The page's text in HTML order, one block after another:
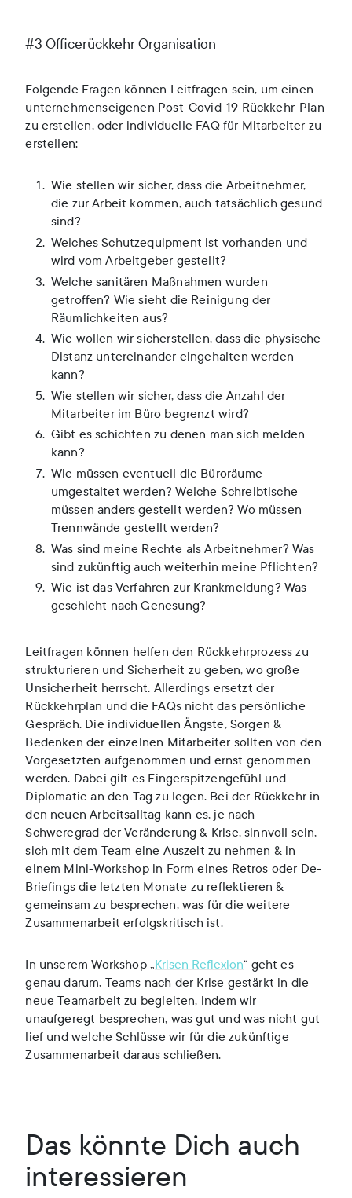
#3 Officerückkehr Organisation
Folgende Fragen können Leitfragen sein, um einen
unternehmenseigenen Post-Covid-19 Rückkehr-Plan
zu erstellen, oder individuelle FAQ für Mitarbeiter zu
erstellen:
Wie stellen wir sicher, dass die Arbeitnehmer,
die zur Arbeit kommen, auch tatsächlich gesund
sind?
Welches Schutzequipment ist vorhanden und
wird vom Arbeitgeber gestellt?
Welche sanitären Maßnahmen wurden
getroffen? Wie sieht die Reinigung der
Räumlichkeiten aus?
Wie wollen wir sicherstellen, dass die physische
Distanz untereinander eingehalten werden
kann?
Wie stellen wir sicher, dass die Anzahl der
Mitarbeiter im Büro begrenzt wird?
Gibt es schichten zu denen man sich melden
kann?
Wie müssen eventuell die Büroräume
umgestaltet werden? Welche Schreibtische
müssen anders gestellt werden? Wo müssen
Trennwände gestellt werden?
Was sind meine Rechte als Arbeitnehmer? Was
sind zukünftig auch weiterhin meine Pflichten?
Wie ist das Verfahren zur Krankmeldung? Was
geschieht nach Genesung?
Leitfragen können helfen den Rückkehrprozess zu
strukturieren und Sicherheit zu geben, wo große
Unsicherheit herrscht. Allerdings ersetzt der
Rückkehrplan und die FAQs nicht das persönliche
Gespräch. Die individuellen Ängste, Sorgen &
Bedenken der einzelnen Mitarbeiter sollten von den
Vorgesetzten aufgenommen und ernst genommen
werden. Dabei gilt es Fingerspitzengefühl und
Diplomatie an den Tag zu legen. Bei der Rückkehr in
den neuen Arbeitsalltag kann es, je nach
Schweregrad der Veränderung & Krise, sinnvoll sein,
sich mit dem Team eine Auszeit zu nehmen & in
einem Mini-Workshop in Form eines Retros oder De-
Briefings die letzten Monate zu reflektieren &
gemeinsam zu besprechen, was für die weitere
Zusammenarbeit erfolgskritisch ist.
In unserem Workshop „Krisen Reflexion“ geht es
genau darum, Teams nach der Krise gestärkt in die
neue Teamarbeit zu begleiten, indem wir
unaufgeregt besprechen, was gut und was nicht gut
lief und welche Schlüsse wir für die zukünftige
Zusammenarbeit daraus schließen.
Das könnte Dich auch
interessieren